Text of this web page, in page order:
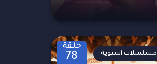
حلقة
78 مسلسلات اسيوية